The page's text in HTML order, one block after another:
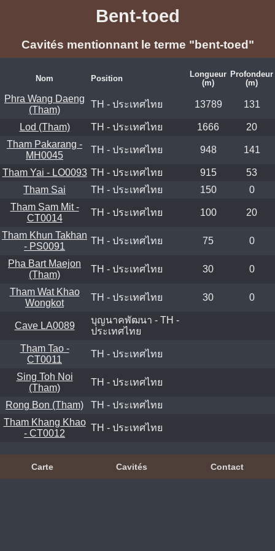
Bent-toed
Cavités mentionnant le terme "bent-toed"
Nom Position
Longueur
(m)
Profondeur
(m)
Phra Wang Daeng
(Tham)
TH - ประเทศไทย 13789 131
Lod (Tham) TH - ประเทศไทย 1666
20
Tham Pakarang -
MH0045
TH - ประเทศไทย 948 141
Tham Yai - LO0093 TH - ประเทศไทย 915
53
Tham Sai
TH - ประเทศไทย 150
0
Tham Sam Mit -
CT0014
TH - ประเทศไทย 100 20
Tham Khun Takhan
- PS0091
TH - ประเทศไทย 75 0
Pha Bart Maejon
(Tham)
TH - ประเทศไทย 30 0
Tham Wat Khao
Wongkot
TH - ประเทศไทย 30 0
Cave LA0089
บุญนาคพัฒนา - TH -
ประเทศไทย
Tham Tao -
CT0011
TH - ประเทศไทย
Sing Toh Noi
(Tham)
TH - ประเทศไทย
Rong Bon (Tham)
TH - ประเทศไทย
Tham Khang Khao
- CT0012
TH - ประเทศไทย
Carte Cavités Contact